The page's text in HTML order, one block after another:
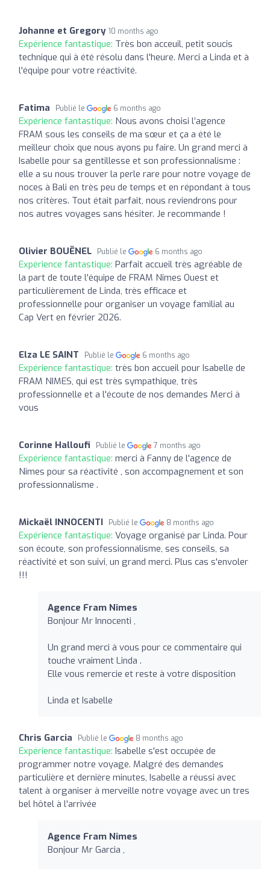
Johanne et Gregory 10 months ago
Expérience fantastique: Très bon acceuil, petit soucis
technique qui à été résolu dans l'heure. Merci a Linda et à
l'équipe pour votre réactivité.
Fatima Publié le 6 months ago
Expérience fantastique: Nous avons choisi l’agence
FRAM sous les conseils de ma sœur et ça a été le
meilleur choix que nous ayons pu faire. Un grand merci à
Isabelle pour sa gentillesse et son professionnalisme :
elle a su nous trouver la perle rare pour notre voyage de
noces à Bali en très peu de temps et en répondant à tous
nos critères. Tout était parfait, nous reviendrons pour
nos autres voyages sans hésiter. Je recommande !
Olivier BOUËNEL Publié le 6 months ago
Expérience fantastique: Parfait accueil très agréable de
la part de toute l'équipe de FRAM Nîmes Ouest et
particulièrement de Linda, très efficace et
professionnelle pour organiser un voyage familial au
Cap Vert en février 2026.
Elza LE SAINT Publié le 6 months ago
Expérience fantastique: très bon accueil pour Isabelle de
FRAM NIMES, qui est très sympathique, très
professionnelle et a l'écoute de nos demandes Merci à
vous
Corinne Halloufi Publié le 7 months ago
Expérience fantastique: merci à Fanny de l'agence de
Nimes pour sa réactivité , son accompagnement et son
professionnalisme .
Mickaël INNOCENTI Publié le 8 months ago
Expérience fantastique: Voyage organisé par Linda. Pour
son écoute, son professionnalisme, ses conseils, sa
réactivité et son suivi, un grand merci. Plus cas s'envoler
!!!
Agence Fram Nîmes
Bonjour Mr Innocenti ,
Un grand merci à vous pour ce commentaire qui
touche vraiment Linda .
Elle vous remercie et reste à votre disposition
Linda et Isabelle
Chris Garcia Publié le 8 months ago
Expérience fantastique: Isabelle s'est occupée de
programmer notre voyage. Malgré des demandes
particulière et dernière minutes, Isabelle a réussi avec
talent à organiser à merveille notre voyage avec un tres
bel hôtel à l'arrivée
Agence Fram Nîmes
Bonjour Mr Garcia ,